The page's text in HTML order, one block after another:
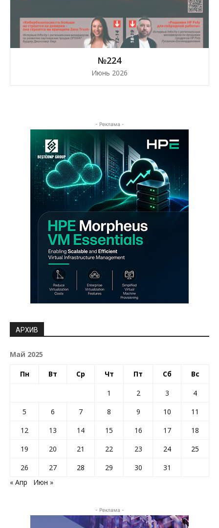
№224
Июнь 2026
- Реклама -
АРХИВ
Май 2025
Пн Вт Ср Чт Пт Сб Вс
1 2 3
4
5
6 7 8 9 10
11
12
13 14 15 16 17
18
19
20 21 22 23 24
25
26
27 28 29 30
31
« Апр
Июн »
- Реклама -